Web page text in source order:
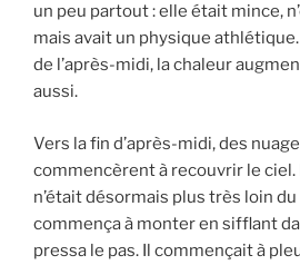
un peu partout : elle était mince,
mais avait un physique
de l’après-midi, la chaleur
aussi.
Vers la fin d’après-midi, des
commencèrent à recouvrir le
n’était désormais plus très loin
commença à monter en sifflant
pressa le pas. Il commençait à